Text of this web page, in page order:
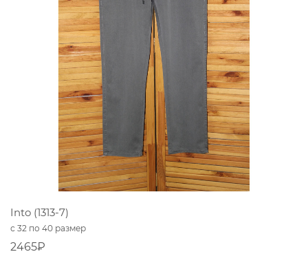
Into (1313-7)
с 32 по 40 размер
2465₽